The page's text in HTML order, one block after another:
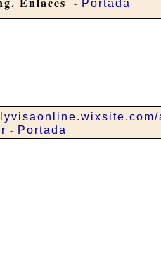
- Portada
- Portada